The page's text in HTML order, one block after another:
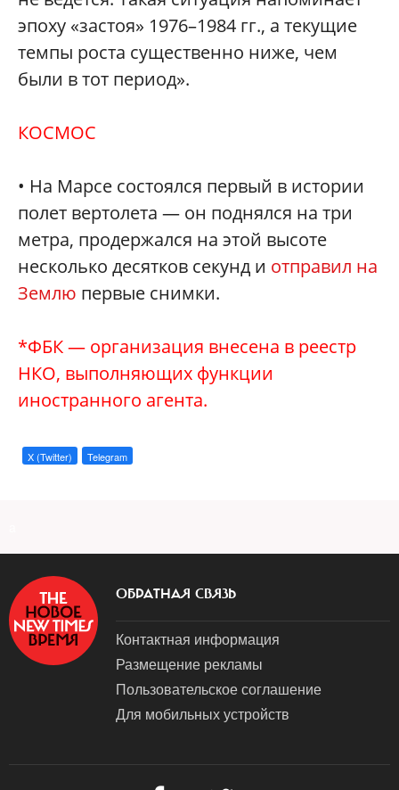
эпоху «застоя» 1976–1984 гг., а текущие
темпы роста существенно ниже, чем
были в тот период».
КОСМОС
• На Марсе состоялся первый в истории
полет вертолета — он поднялся на три
метра, продержался на этой высоте
несколько десятков секунд и отправил на
Землю первые снимки.
*ФБК — организация внесена в реестр
НКО, выполняющих функции
иностранного агента.
X (Twitter) Telegram
ОБРАТНАЯ СВЯЗЬ
Контактная информация
Размещение рекламы
Пользовательское соглашение
Для мобильных устройств